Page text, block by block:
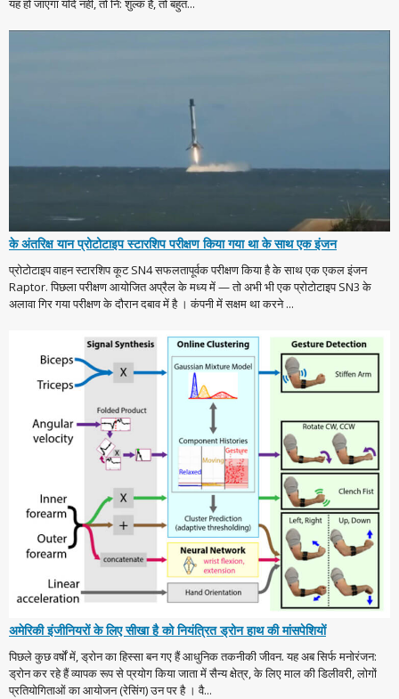
यह हो जाएगा यदि नहीं, तो नि: शुल्क है, तो बहुत...
के अंतरिक्ष यान प्रोटोटाइप स्टारशिप परीक्षण किया गया था के साथ एक इंजन
प्रोटोटाइप वाहन स्टारशिप कूट SN4 सफलतापूर्वक परीक्षण किया है के साथ एक एकल इंजन
Raptor. पिछला परीक्षण आयोजित अप्रैल के मध्य में — तो अभी भी एक प्रोटोटाइप SN3 के
अलावा गिर गया परीक्षण के दौरान दबाव में है । कंपनी में सक्षम था करने ...
अमेरिकी इंजीनियरों के लिए सीखा है को नियंत्रित ड्रोन हाथ की मांसपेशियों
पिछले कुछ वर्षों में, ड्रोन का हिस्सा बन गए हैं आधुनिक तकनीकी जीवन. यह अब सिर्फ मनोरंजन:
ड्रोन कर रहे हैं व्यापक रूप से प्रयोग किया जाता में सैन्य क्षेत्र, के लिए माल की डिलीवरी, लोगों
प्रतियोगिताओं का आयोजन (रेसिंग) उन पर है । वै...